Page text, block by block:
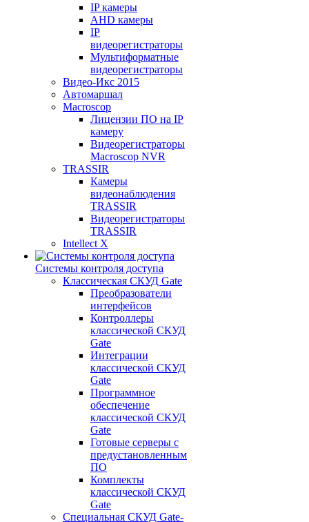
IP камеры
AHD камеры
IP
видеорегистраторы
Мультиформатные
видеорегистраторы
Видео-Икс 2015
Автомаршал
Macroscop
Лицензии ПО на IP
камеру
Видеорегистраторы
Macroscop NVR
TRASSIR
Камеры
видеонаблюдения
TRASSIR
Видеорегистраторы
TRASSIR
Intellect X
Системы контроля доступа
Классическая СКУД Gate
Преобразователи
интерфейсов
Контроллеры
классической СКУД
Gate
Интеграции
классической СКУД
Gate
Программное
обеспечение
классической СКУД
Gate
Готовые серверы с
предустановленным
ПО
Комплекты
классической СКУД
Gate
Специальная СКУД Gate-